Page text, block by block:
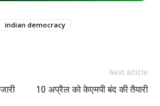
indian democracy
Next article
10 अप्रैल को केएमपी बंद की तैयारी